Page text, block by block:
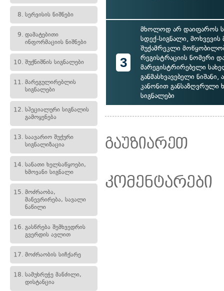
8. სერვისის ნიშნები
9. დამატებითი
ინფორმაციის ნიშნები
10. შუქნიშნის სიგნალები
11. მარეგულირებლის
სიგნალები
12. სპეციალური სიგნალის
გამოყენება
13. საავარიო შუქური
სიგნალიზაცია
14. სანათი ხელსაწყოები,
ხმოვანი სიგნალი
15. მოძრაობა,
მანევრირება, სავალი
ნაწილი
16. გასწრება შემხვედრის
გვერდის ავლით
17. მოძრაობის სიჩქარე
18. სამუხრუჭე მანძილი,
დისტანცია
3
მხოლოდ არ დაიფაროს
სდექ-სიგნალი, მოხვევის
შუქამრეკლი
რეგისტრაციის ნომერი
მარეგისტრირებელი
განმასხვავებელი ნიშანი,
კანონით განსაზღვრული
სიგნალები
გაუზიარეთ
კომენტარები